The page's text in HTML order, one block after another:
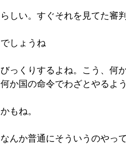
らしい。すぐそれを見てた審
でしょうね
びっくりするよね。こう、何
何か国の命令でわざとやるよ
かもね。
なんか普通にそういうのやっ